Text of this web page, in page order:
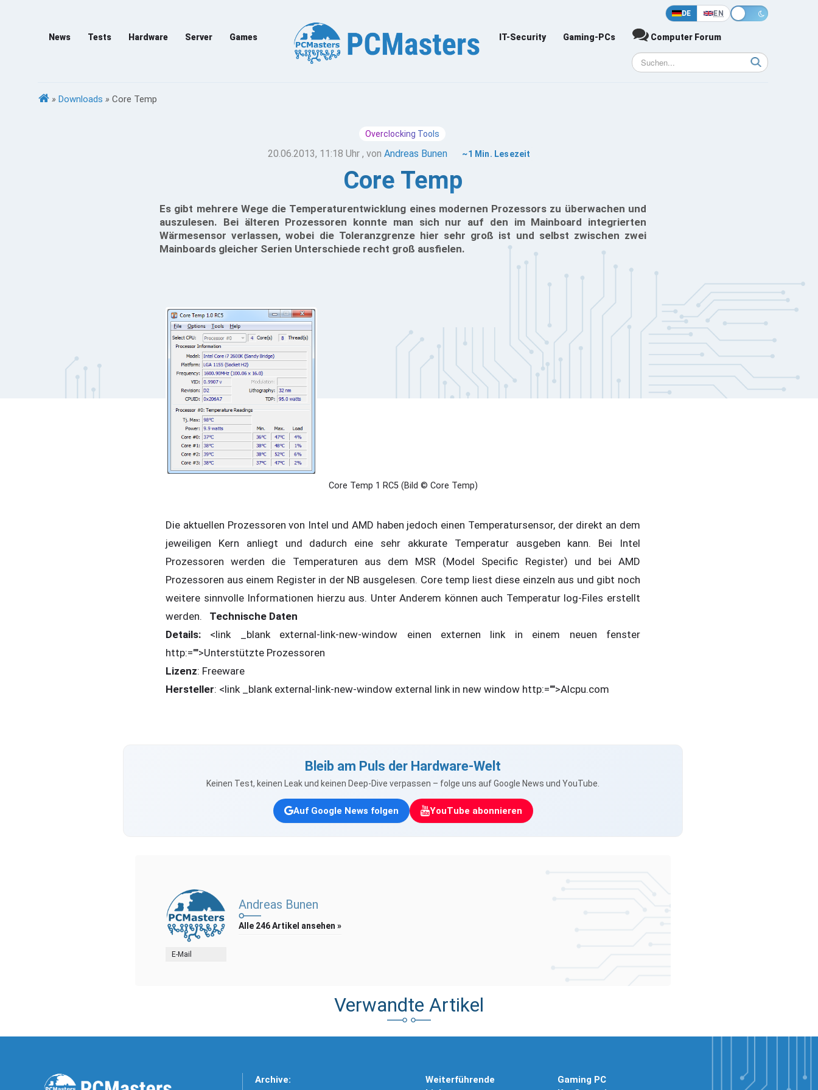
DE EN
News Tests Hardware Server Games IT-Security Gaming-PCs Computer Forum
» Downloads » Core Temp
Overclocking Tools
20.06.2013, 11:18 Uhr , vonAndreas Bunen ~1 Min. Lesezeit
Core Temp
Es gibt mehrere Wege die Temperaturentwicklung eines modernen Prozessors zu überwachen und
auszulesen. Bei älteren Prozessoren konnte man sich nur auf den im Mainboard integrierten
Wärmesensor verlassen, wobei die Toleranzgrenze hier sehr groß ist und selbst zwischen zwei
Mainboards gleicher Serien Unterschiede recht groß ausfielen.
Core Temp 1 RC5 (Bild © Core Temp)
Die aktuellen Prozessoren von Intel und AMD haben jedoch einen Temperatursensor, der direkt an dem
jeweiligen Kern anliegt und dadurch eine sehr akkurate Temperatur ausgeben kann. Bei Intel
Prozessoren werden die Temperaturen aus dem MSR (Model Specific Register) und bei AMD
Prozessoren aus einem Register in der NB ausgelesen. Core temp liest diese einzeln aus und gibt noch
weitere sinnvolle Informationen hierzu aus. Unter Anderem können auch Temperatur log-Files erstellt
werden. Technische Daten
Details: <link _blank external-link-new-window einen externen link in einem neuen fenster
http:="">Unterstützte Prozessoren
Lizenz: Freeware
Hersteller: <link _blank external-link-new-window external link in new window http:="">Alcpu.com
Bleib am Puls der Hardware-Welt
Keinen Test, keinen Leak und keinen Deep-Dive verpassen – folge uns auf Google News und YouTube.
Auf Google News folgen YouTube abonnieren
E-Mail
Andreas Bunen
Alle 246 Artikel ansehen »
Verwandte Artikel
Archive:
Weiterführende
Gaming PC